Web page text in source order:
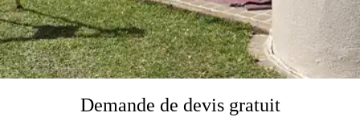
Demande de devis gratuit